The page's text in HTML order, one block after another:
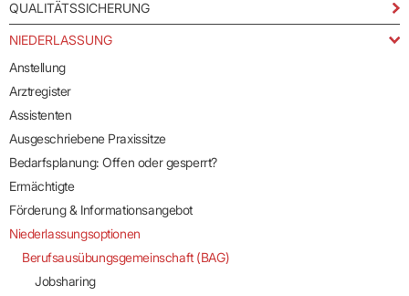
QUALITÄTSSICHERUNG
NIEDERLASSUNG
Anstellung
Arztregister
Assistenten
Ausgeschriebene Praxissitze
Bedarfsplanung: Offen oder gesperrt?
Ermächtigte
Förderung & Informationsangebot
Niederlassungsoptionen
Berufsausübungsgemeinschaft (BAG)
Jobsharing